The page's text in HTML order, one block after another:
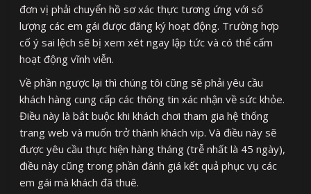
đơn vị phải chuyển hồ sơ xác thực tương ứng với số
lượng các em gái được đăng ký hoạt động. Trường hợp
cố ý sai lệch sẽ bị xem xét ngay lập tức và có thể cấm
hoạt động vĩnh viễn.
Về phần ngược lại thì chúng tôi cũng sẽ phải yêu cầu
khách hàng cung cấp các thông tin xác nhận về sức khỏe.
Điều này là bắt buộc khi khách chơi tham gia hệ thống
trang web và muốn trở thành khách vip. Và điều này sẽ
được yêu cầu thực hiện hàng tháng (trễ nhất là 45 ngày),
điều này cũng trong phần đánh giá kết quả phục vụ các
em gái mà khách đã thuê.